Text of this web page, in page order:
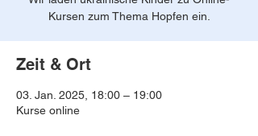
Kursen zum Thema Hopfen ein.
Zeit & Ort
03. Jan. 2025, 18:00 – 19:00
Kurse online